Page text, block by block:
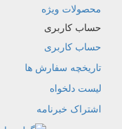
محصولات ویژه
حساب کاربری
حساب کاربری
تاریخچه سفارش ها
لیست دلخواه
اشتراک خبرنامه